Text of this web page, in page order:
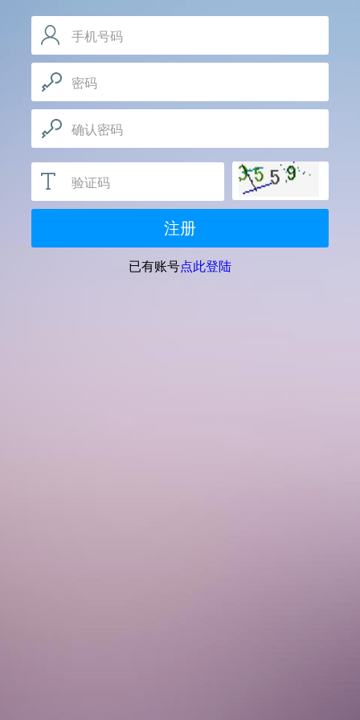
手机号码
手机号码用于确定会员唯一身份，请如实填写
密码
推荐使用包含数字、字母，和特殊符号的密码，字母
区分大小写确认密码
验证码
注册
已有账号点此登陆